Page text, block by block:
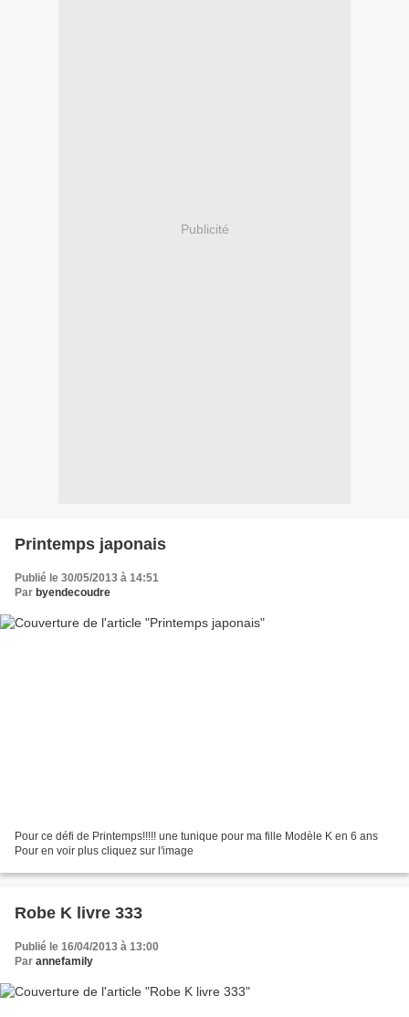
Publicité
Printemps japonais
Publié le 30/05/2013 à 14:51
Par byendecoudre
Pour ce défi de Printemps!!!!! une tunique pour ma fille Modèle K en 6 ans
Pour en voir plus cliquez sur l'image
Robe K livre 333
Publié le 16/04/2013 à 13:00
Par annefamily